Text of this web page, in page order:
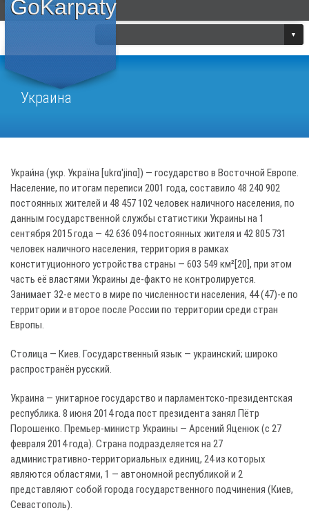
GoKarpaty
Украина
Украи́на (укр. Україна [ukrɑˈjinɑ]) — государство в Восточной Европе.
Население, по итогам переписи 2001 года, составило 48 240 902
постоянных жителей и 48 457 102 человек наличного населения, по
данным государственной службы статистики Украины на 1
сентября 2015 года — 42 636 094 постоянных жителя и 42 805 731
человек наличного населения, территория в рамках
конституционного устройства страны — 603 549 км²[20], при этом
часть её властями Украины де-факто не контролируется.
Занимает 32-е место в мире по численности населения, 44 (47)-е по
территории и второе после России по территории среди стран
Европы.
Столица — Киев. Государственный язык — украинский; широко
распространён русский.
Украина — унитарное государство и парламентско-президентская
республика. 8 июня 2014 года пост президента занял Пётр
Порошенко. Премьер-министр Украины — Арсений Яценюк (с 27
февраля 2014 года). Страна подразделяется на 27
административно-территориальных единиц, 24 из которых
являются областями, 1 — автономной республикой и 2
представляют собой города государственного подчинения (Киев,
Севастополь).